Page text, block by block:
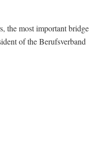
the most important bridge
of the Berufsverband